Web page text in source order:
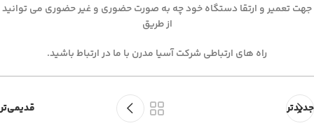
جهت تعمیر و ارتقا دستگاه خود چه به صورت حضوری و غیر حضوری می توانید
از طریق
راه های ارتباطی شرکت آسیا مدرن با ما در ارتباط باشید.
جدیدتر قدیمی‌تر